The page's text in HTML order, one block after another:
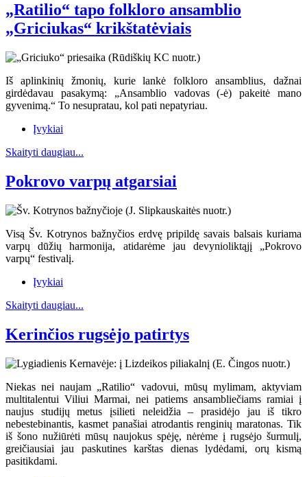
„Ratilio“ tapo folkloro ansamblio
„Griciukas“ krikštatėviais
Iš aplinkinių žmonių, kurie lankė folkloro ansamblius, dažnai
girdėdavau pasakymą: „Ansamblio vadovas (-ė) pakeitė mano
gyvenimą.“ To nesupratau, kol pati nepatyriau.
Įvykiai
Skaityti daugiau...
Pokrovo varpų atgarsiai
Visą Šv. Kotrynos bažnyčios erdvę pripildę savais balsais kuriama
varpų dūžių harmonija, atidarėme jau devynioliktąjį „Pokrovo
varpų“ festivalį.
Įvykiai
Skaityti daugiau...
Kerinčios rugsėjo patirtys
Niekas nei naujam „Ratilio“ vadovui, mūsų mylimam, aktyviam
multitalentui Viliui Marmai, nei patiems ansambliečiams ramiai į
naujus studijų metus įsilieti neleidžia – prasidėjo jau iš tikro
nebestebinantis, kasmet panašiai atrodantis renginių maratonas. Tik
iš šono nužiūrėti mūsų naujokus spėję, nėrėme į rugsėjo šurmulį,
greičiausiai jau paskutines karštas dienas lydėdami, orų kismą
pasitikdami.